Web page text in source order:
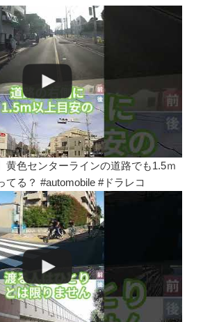
黄色センターラインの道路でも1.5ｍ
てる？ #automobile #ドラレコ